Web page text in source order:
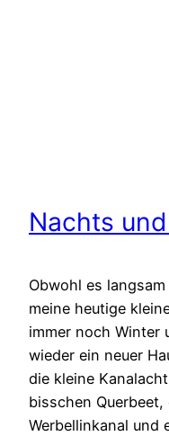
Nachts
Obwohl es
meine heutige
immer noch Winter
wieder ein neuer
die kleine
bisschen
Werbellinkanal und